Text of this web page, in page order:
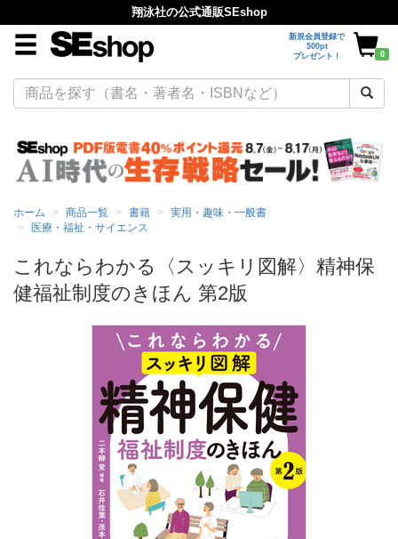
翔泳社の公式通販SEshop
新規会員登録で
500pt
プレゼント！
0
ホーム 商品一覧 書籍
実用・趣味・一般書
医療・福祉・サイエンス
これならわかる〈スッキリ図解〉精神保
健福祉制度のきほん 第2版